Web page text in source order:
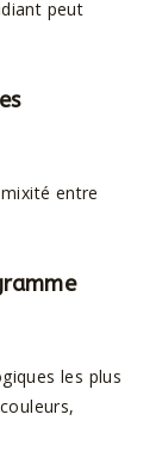
peut
entre
les plus